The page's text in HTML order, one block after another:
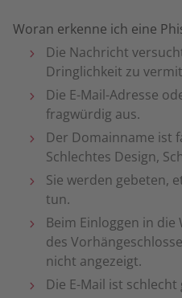
Woran erkenne ich eine
Die Nachricht
Dringlichkeit zu
Die E-Mail-Adresse
fragwürdig aus.
Der Domainname ist
Schlechtes Design,
Sie werden gebeten,
tun.
Beim Einloggen in
des
nicht angezeigt.
Die E-Mail ist